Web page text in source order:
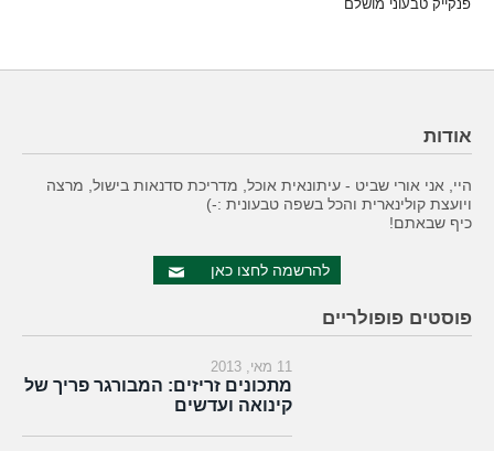
פנקייק טבעוני מושלם
אודות
היי, אני אורי שביט - עיתונאית אוכל, מדריכת סדנאות בישול, מרצה
ויועצת קולינארית והכל בשפה טבעונית :-)
כיף שבאתם!
להרשמה לחצו כאן
פוסטים פופולריים
11 מאי, 2013
מתכונים זריזים: המבורגר פריך של
קינואה ועדשים